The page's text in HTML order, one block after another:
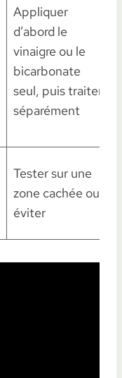
Appliquer
d’abord le
vinaigre ou le
bicarbonate
seul, puis traiter
séparément
Tester sur une
zone cachée ou
éviter